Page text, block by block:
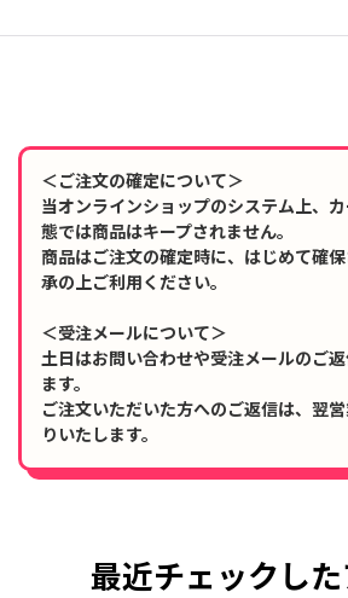
＜ご注文の確定について＞
当オンラインショップのシステム上、
態では商品はキープされません。
商品はご注文の確定時に、はじめて確
承の上ご利用ください。
＜受注メールについて＞
土日はお問い合わせや受注メールのご
ます。
ご注文いただいた方へのご返信は、翌
りいたします。
最近チェックした